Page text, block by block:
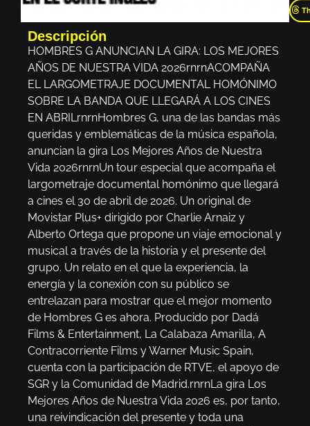
Descripción
HOMBRES G ANUNCIAN LA GIRA: LOS MEJORES
AÑOS DE NUESTRA VIDA 2026rnrnACOMPAÑA
EL LARGOMETRAJE DOCUMENTAL HOMÓNIMO
SOBRE LA BANDA QUE LLEGARÁ A LOS CINES
EN ABRILrnrnHombres G, una de las bandas más
queridas y emblemáticas de la música española,
anuncian la gira Los Mejores Años de Nuestra
Vida 2026rnrnUn tour especial que acompaña el
largometraje documental homónimo que llegará
a cines el 30 de abril de 2026. Un original de
Movistar Plus+ dirigido por Charlie Arnaiz y
Alberto Ortega que propone un viaje emocional y
musical a través de la historia y el presente del
grupo. Un relato en el que la experiencia, la
energía y la conexión con su público se
entrelazan para mostrar que el mejor momento
de Hombres G es ahora. Producido por Dadá
Films & Entertainment, La Calabaza Amarilla, A
Contracorriente Films y Warner Music Spain,
cuenta con la participación de RTVE, el apoyo de
SGR y la Comunidad de Madrid.rnrnLa gira Los
Mejores Años de Nuestra Vida 2026 es, por tanto,
una reivindicación del presente y toda una